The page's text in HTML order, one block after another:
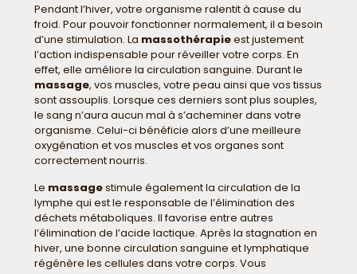
Pendant l’hiver, votre organisme ralentit à cause du
froid. Pour pouvoir fonctionner normalement, il a besoin
d’une stimulation. La massothérapieest justement
l’action indispensable pour réveiller votre corps. En
effet, elle améliore la circulation sanguine. Durant le
massage, vos muscles, votre peau ainsi que vos tissus
sont assouplis. Lorsque ces derniers sont plus souples,
le sang n’aura aucun mal à s’acheminer dans votre
organisme. Celui-ci bénéficie alors d’une meilleure
oxygénation et vos muscles et vos organes sont
correctement nourris.
Le massagestimule également la circulation de la
lymphe qui est le responsable de l’élimination des
déchets métaboliques. Il favorise entre autres
l’élimination de l’acide lactique. Après la stagnation en
hiver, une bonne circulation sanguine et lymphatique
régénère les cellules dans votre corps. Vous